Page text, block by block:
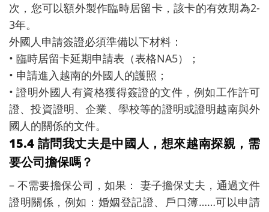
次，您可以額外製作臨時居留卡，該卡的有效期為2-
3年。
外國人申請簽證必須準備以下材料：
• 臨時居留卡延期申請表（表格NA5）；
• 申請進入越南的外國人的護照；
• 證明外國人有資格獲得簽證的文件，例如工作許可
證、投資證明、企業、學校等的證明或證明越南與外
國人的關係的文件。
15.4 請問我丈夫是中國人，想來越南探親，需
要公司擔保嗎？
– 不需要擔保公司，如果： 妻子擔保丈夫，通過文件
證明關係，例如：婚姻登記證、戶口簿……可以申請